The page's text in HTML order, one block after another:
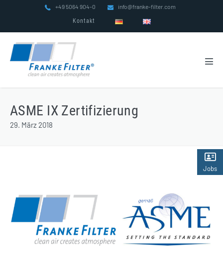
+49 5064 904-0 info@franke-filter.com
Kontakt
ASME IX Zertifizierung
29. März 2018
Jobs